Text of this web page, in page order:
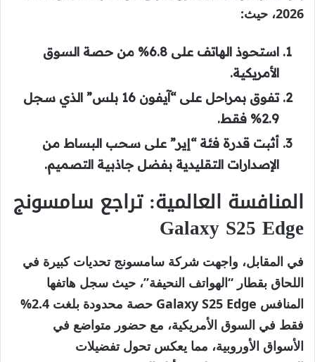
2026، حيث:
استحوذ الهاتف على 6.8%
من حصة السوق
الأمريكية.
تفوق بمراحل على “آيفون 16 بلس” الذي سجل
2.9%
فقط.
أثبت قدرة فئة “إير” على سحب البساط من
الإصدارات التقليدية بفضل جاذبية التصميم.
المنافسة العالمية: تراجع سامسونج
Galaxy S25 Edge
في المقابل، واجهت شركة سامسونج تحديات كبيرة في
اللحاق بقطار “الهواتف النحيفة”، حيث سجل هاتفها
المنافس Galaxy S25 Edge حصة محدودة بلغت 2.4%
فقط في السوق الأمريكية، مع حضور متواضع في
الأسواق الأوروبية، مما يعكس تحول تفضيلات